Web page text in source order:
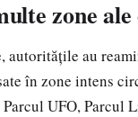
zone
autoritățile au
în zone intens
UFO, Parcul